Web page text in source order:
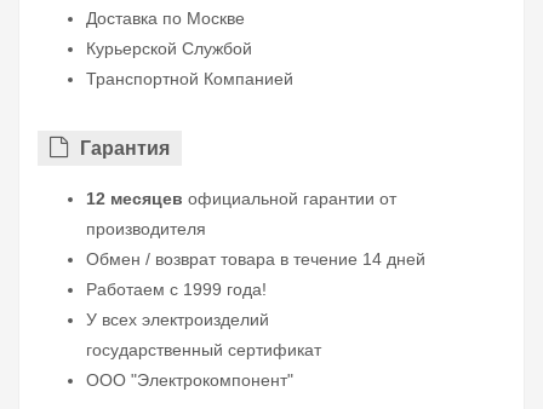
Доставка по Москве
Курьерской Службой
Транспортной Компанией
Гарантия
12 месяцев официальной гарантии от
производителя
Обмен / возврат товара в течение 14 дней
Работаем с 1999 года!
У всех электроизделий
государственный сертификат
ООО "Электрокомпонент"